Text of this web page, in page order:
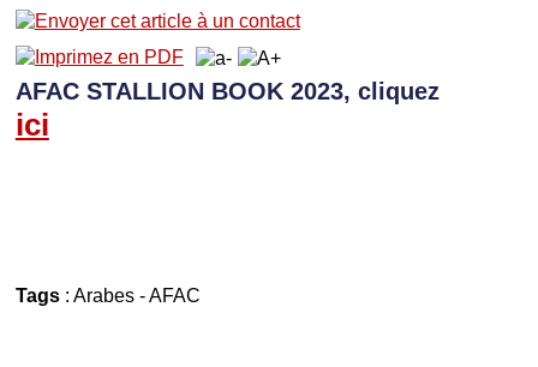
AFAC STALLION BOOK 2023, cliquez
ici
Tags: Arabes-AFAC